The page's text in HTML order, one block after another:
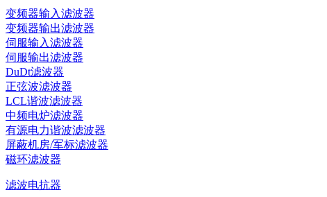
变频器输入滤波器
变频器输出滤波器
伺服输入滤波器
伺服输出滤波器
DuDt滤波器
正弦波滤波器
LCL谐波滤波器
中频电炉滤波器
有源电力谐波滤波器
屏蔽机房/军标滤波器
磁环滤波器
滤波电抗器